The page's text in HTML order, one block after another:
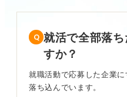
就活で全部落
すか？
就職活動で応募した企業
落ち込んでいます。